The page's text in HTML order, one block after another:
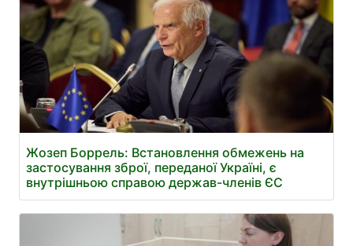
Жозеп Боррель: Встановлення обмежень на
застосування зброї, переданої Україні, є
внутрішньою справою держав-членів ЄС